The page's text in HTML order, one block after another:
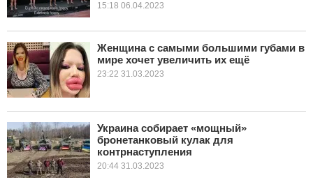
НАУКА
ШОУ-БИЗНЕС
ЭГОИЗМ
БЛОГ
15:18 06.04.2023
Женщина с самыми большими губами в
мире хочет увеличить их ещё
23:22 31.03.2023
Украина собирает «мощный»
бронетанковый кулак для
контрнаступления
20:44 31.03.2023